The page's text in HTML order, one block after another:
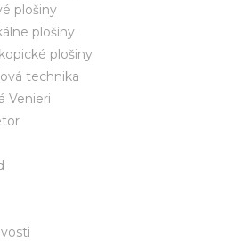
plošiny
plošiny
plošiny
technika
Venieri